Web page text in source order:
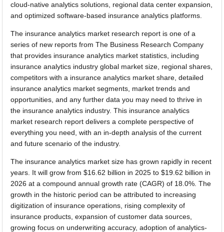
cloud-native analytics solutions, regional data center expansion,
and optimized software-based insurance analytics platforms.
The insurance analytics market research report is one of a
series of new reports from The Business Research Company
that provides insurance analytics market statistics, including
insurance analytics industry global market size, regional shares,
competitors with a insurance analytics market share, detailed
insurance analytics market segments, market trends and
opportunities, and any further data you may need to thrive in
the insurance analytics industry. This insurance analytics
market research report delivers a complete perspective of
everything you need, with an in-depth analysis of the current
and future scenario of the industry.
The insurance analytics market size has grown rapidly in recent
years. It will grow from $16.62 billion in 2025 to $19.62 billion in
2026 at a compound annual growth rate (CAGR) of 18.0%. The
growth in the historic period can be attributed to increasing
digitization of insurance operations, rising complexity of
insurance products, expansion of customer data sources,
growing focus on underwriting accuracy, adoption of analytics-